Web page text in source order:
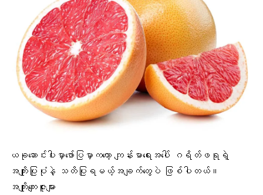
ယခုဆောင်းပါးမှာဖော်ပြမှာကတော့ ကျန်းမာရေးအပေါ် ဂရိတ်ဖရုရဲ့
အကျိုးပြုပုံနဲ့ သတိပြုရမယ့်အချက်တွေပဲ ဖြစ်ပါတယ်။
အကျိုးကျေးဇူးများ